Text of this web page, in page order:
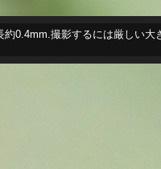
約0.4mm.撮影するには厳しい大